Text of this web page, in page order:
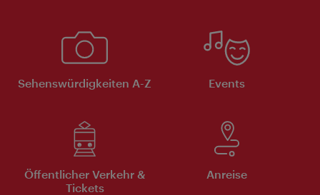
Sehenswürdigkeiten A-Z Events
Öffentlicher Verkehr &
Tickets
Anreise